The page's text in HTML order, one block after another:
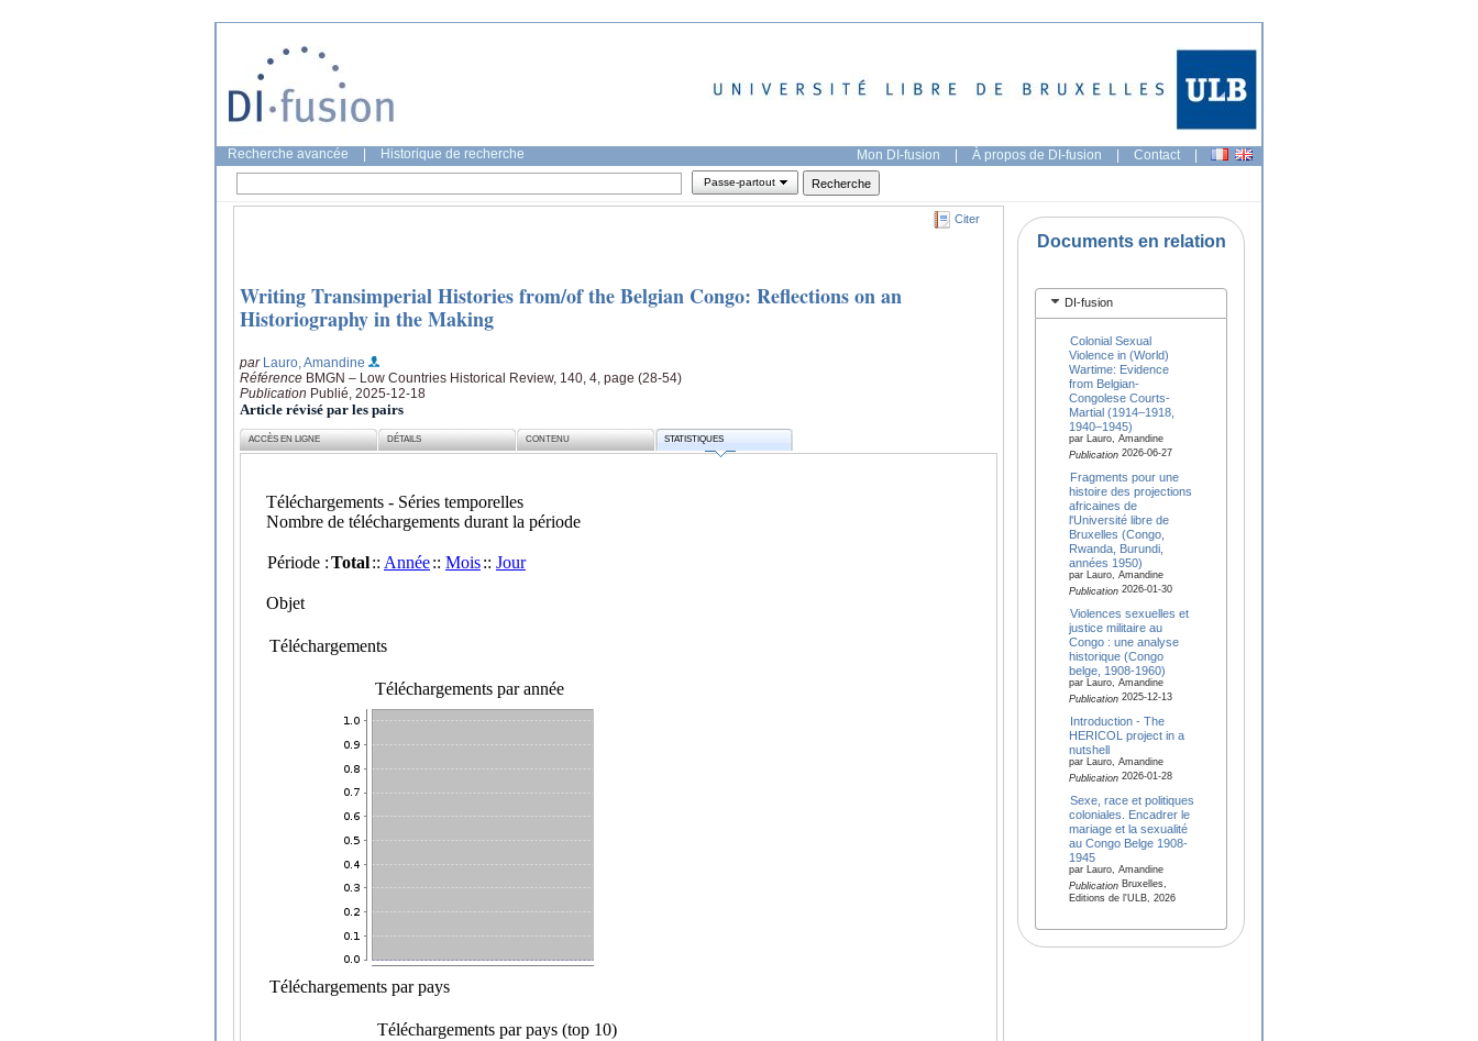
Recherche avancée Historique de recherche Mon DI-fusion | À propos de DI-fusion | Contact |
Passe-partout
Citer
Writing Transimperial Histories from/of the Belgian Congo: Reflections on an
Historiography in the Making
par Lauro, Amandine
Référence BMGN – Low Countries Historical Review, 140, 4, page (28-54)
Publication Publié, 2025-12-18
Article révisé par les pairs
ACCÈS EN LIGNE DÉTAILS CONTENU STATISTIQUES
Documents en relation
DI-fusion
Colonial Sexual
Violence in (World)
Wartime: Evidence
from Belgian-
Congolese Courts-
Martial (1914–1918,
1940–1945)
par Lauro, Amandine
Publication2026-06-27
Fragments pour une
histoire des projections
africaines de
l'Université libre de
Bruxelles (Congo,
Rwanda, Burundi,
années 1950)
par Lauro, Amandine
Publication2026-01-30
Violences sexuelles et
justice militaire au
Congo : une analyse
historique (Congo
belge, 1908-1960)
par Lauro, Amandine
Publication2025-12-13
Introduction - The
HERICOL project in a
nutshell
par Lauro, Amandine
Publication2026-01-28
Sexe, race et politiques
coloniales. Encadrer le
mariage et la sexualité
au Congo Belge 1908-
1945
par Lauro, Amandine
PublicationBruxelles,
Editions de l'ULB, 2026